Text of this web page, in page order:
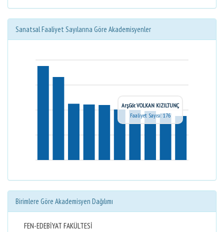
Sanatsal Faaliyet Sayılarına Göre Akademisyenler
Arş.Gör. VOLKAN KIZILTUNÇ
Faaliyet Sayısı: 176
Birimlere Göre Akademisyen Dağılımı
FEN-EDEBİYAT FAKÜLTESİ